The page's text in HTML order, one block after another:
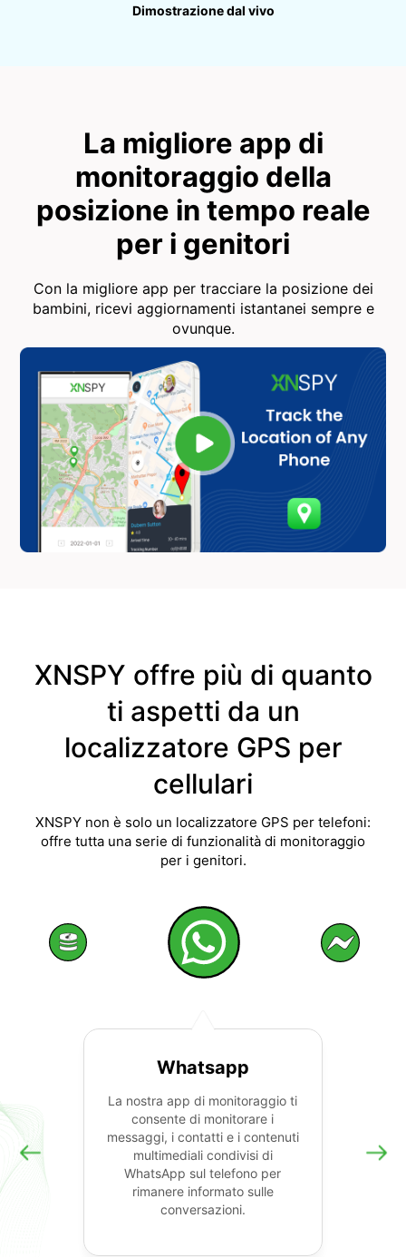
Dimostrazione dal vivo
La migliore app di
monitoraggio della
posizione in tempo reale
per i genitori
Con la migliore app per tracciare la posizione dei
bambini, ricevi aggiornamenti istantanei sempre e
ovunque.
XNSPY offre più di quanto
ti aspetti da un
localizzatore GPS per
cellulari
XNSPY non è solo un localizzatore GPS per telefoni:
offre tutta una serie di funzionalità di monitoraggio
per i genitori.
Whatsapp
La nostra app di monitoraggio ti
consente di monitorare i
messaggi, i contatti e i contenuti
multimediali condivisi di
WhatsApp sul telefono per
rimanere informato sulle
conversazioni.